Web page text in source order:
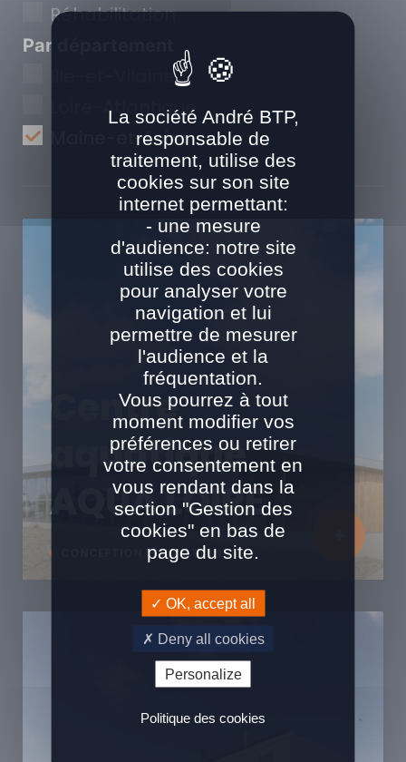
Réhabilitation
Par département
Ille-et-Vilaine
Loire-Atlantique
Maine-et-Loire
CONCEPTION RÉALISATION
Centre
aquatique
AQUA LOIRE
La société André BTP,
responsable de
traitement, utilise des
cookies sur son site
internet permettant:
- une mesure
d'audience: notre site
utilise des cookies
pour analyser votre
navigation et lui
permettre de mesurer
l'audience et la
fréquentation.
Vous pourrez à tout
moment modifier vos
préférences ou retirer
votre consentement en
vous rendant dans la
section "Gestion des
cookies" en bas de
page du site.
OK, accept all
Deny all cookies
Personalize
Politique des cookies